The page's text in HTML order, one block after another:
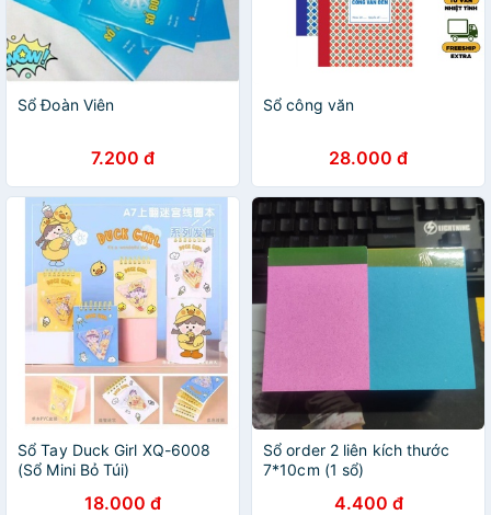
Sổ Đoàn Viên
7.200 đ
Sổ công văn
28.000 đ
Sổ Tay Duck Girl XQ-6008
(Sổ Mini Bỏ Túi)
18.000 đ
Sổ order 2 liên kích thước
7*10cm (1 sổ)
4.400 đ